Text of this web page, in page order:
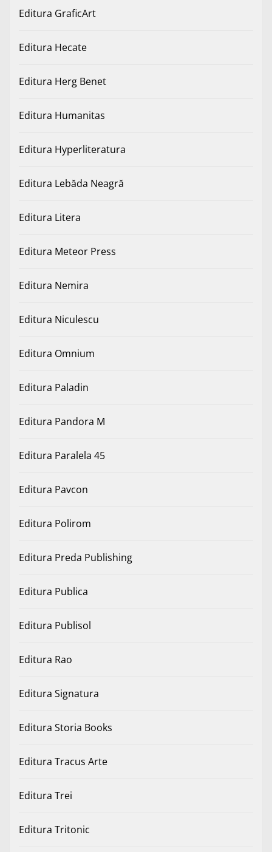
Editura GraficArt
Editura Hecate
Editura Herg Benet
Editura Humanitas
Editura Hyperliteratura
Editura Lebăda Neagră
Editura Litera
Editura Meteor Press
Editura Nemira
Editura Niculescu
Editura Omnium
Editura Paladin
Editura Pandora M
Editura Paralela 45
Editura Pavcon
Editura Polirom
Editura Preda Publishing
Editura Publica
Editura Publisol
Editura Rao
Editura Signatura
Editura Storia Books
Editura Tracus Arte
Editura Trei
Editura Tritonic